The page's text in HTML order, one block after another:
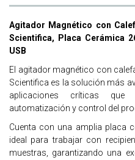
Agitador Magnético con
Scientifica, Placa Cerámica
USB
El agitador magnético con
Scientifica es la solución más
aplicaciones críticas que
automatización y control del
Cuenta con una amplia placa
ideal para trabajar con
muestras, garantizando una